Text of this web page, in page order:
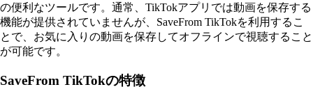
の便利なツールです。通常、TikTokアプリでは動画を保存する
機能が提供されていませんが、SaveFrom TikTokを利用するこ
とで、お気に入りの動画を保存してオフラインで視聴すること
が可能です。
SaveFrom TikTokの特徴